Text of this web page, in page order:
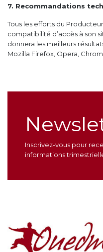
7. Recommandations
Tous les efforts du
compatibilité d’accès à son
donnera les meilleurs
Mozilla Firefox, Opera,
Inscrivez-vous pour
informations